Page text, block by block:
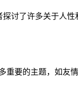
讨了许多关于人
重要的主题，如友